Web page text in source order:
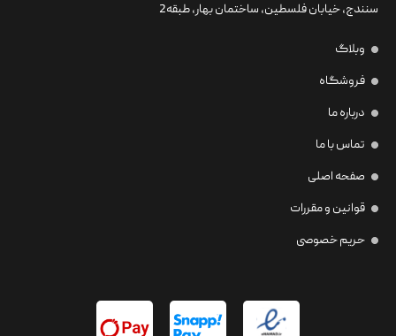
سنندج، خیابان فلسطین،‌ ساختمان بهار، طبقه2
وبلاگ
فروشگاه
درباره ما
تماس با ما
صفحه اصلی
قوانین و مقررات
حریم خصوصی